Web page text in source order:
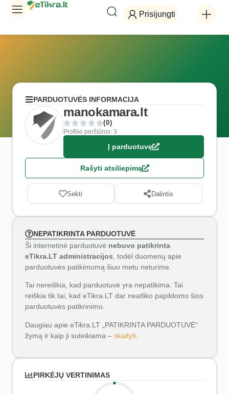
Prisijungti
PARDUOTUVĖS INFORMACIJA
manokamara.lt
(0)
Profilio peržiūros: 3
Į parduotuvę
Rašyti atsiliepimą
Sekti Dalintis
NEPATIKRINTA PARDUOTUVĖ
Ši internetinė parduotuvė nebuvo patikrinta
eTikra.LT administracijos , todėl duomenų apie
parduotuvės patikimumą šiuo metu neturime.
Tai nereiškia, kad parduotuvė yra nepatikima. Tai
reiškia tik tai, kad eTikra.LT dar neatliko papildomo šios
parduotuvės patikrinimo.
Daugiau apie eTikra.LT „PATIKRINTA PARDUOTUVĖ“
žymą ir kaip ji suteikiama – skaityti
PIRKĖJŲ VERTINIMAS